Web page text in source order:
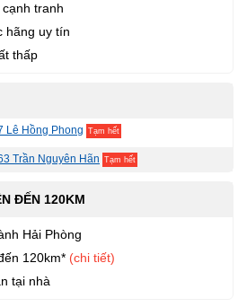
tranh
hãng uy tín
thấp
Lê Hồng Phong Tạm hết
Trần Nguyên Hãn Tạm hết
ĐẾN 120KM
Hải Phòng
120km* (chi tiết)
tại nhà